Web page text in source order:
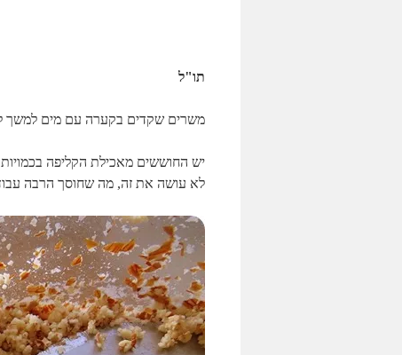
תו"ל
משרים שקדים בקערה עם מים למשך
יש החוששים מאכילת הקליפה
לא עושה את זה, מה שחוסך הרבה